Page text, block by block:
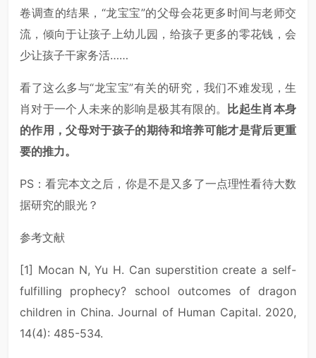
卷调查的结果，“龙宝宝”的父母会花更多时间与老师交
流，倾向于让孩子上幼儿园，给孩子更多的零花钱，会
少让孩子干家务活……
看了这么多与“龙宝宝”有关的研究，我们不难发现，生
肖对于一个人未来的影响是极其有限的。
比起生肖本身
的作用，父母对于孩子的期待和培养可能才是背后更重
要的推力。
PS：看完本文之后，你是不是又多了一点理性看待大数
据研究的眼光？
参考文献
[1] Mocan N, Yu H. Can superstition create a self-
fulfilling prophecy? school outcomes of dragon
children in China. Journal of Human Capital. 2020,
14(4): 485-534.